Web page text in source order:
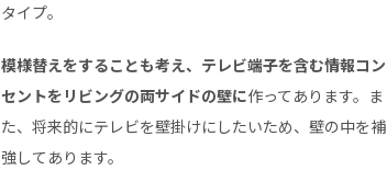
タイプ。
模様替えをすることも考え、テレビ端子を含む情報コン
セントをリビングの両サイドの壁に作ってあります。ま
た、将来的にテレビを壁掛けにしたいため、壁の中を補
強してあります。